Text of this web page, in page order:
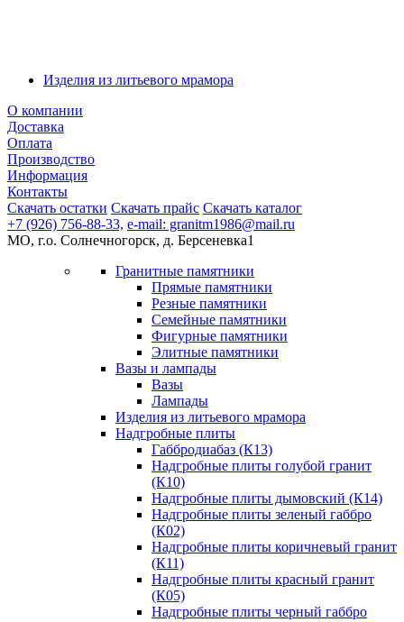
Изделия из литьевого мрамора
О компании
Доставка
Оплата
Производство
Информация
Контакты
Скачать остатки Скачать прайс Скачать каталог
+7 (926) 756-88-33, e-mail: granitm1986@mail.ru
МО, г.о. Солнечногорск, д. Берсеневка1
Гранитные памятники
Прямые памятники
Резные памятники
Семейные памятники
Фигурные памятники
Элитные памятники
Вазы и лампады
Вазы
Лампады
Изделия из литьевого мрамора
Надгробные плиты
Габбродиабаз (К13)
Надгробные плиты голубой гранит
(К10)
Надгробные плиты дымовский (К14)
Надгробные плиты зеленый габбро
(К02)
Надгробные плиты коричневый гранит
(К11)
Надгробные плиты красный гранит
(К05)
Надгробные плиты черный габбро